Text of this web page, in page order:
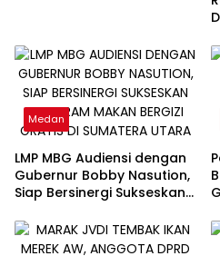
Medan
LMP MBG Audiensi dengan
Gubernur Bobby Nasution,
Siap Bersinergi Sukseskan
Gratis di Sumatera Utara